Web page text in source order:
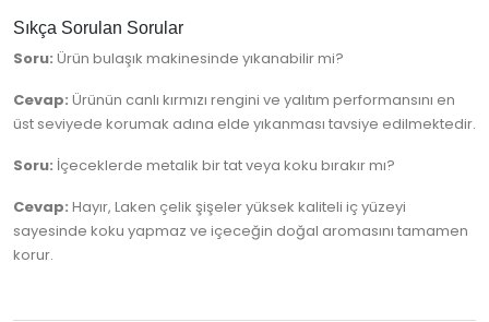
Sıkça Sorulan Sorular
Soru: Ürün bulaşık makinesinde yıkanabilir mi?
Cevap: Ürünün canlı kırmızı rengini ve yalıtım performansını en
üst seviyede korumak adına elde yıkanması tavsiye edilmektedir.
Soru: İçeceklerde metalik bir tat veya koku bırakır mı?
Cevap: Hayır, Laken çelik şişeler yüksek kaliteli iç yüzeyi
sayesinde koku yapmaz ve içeceğin doğal aromasını tamamen
korur.